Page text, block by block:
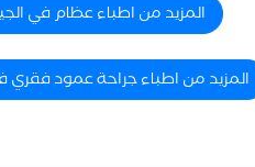
المزيد من اطباء عظام في
المزيد من اطباء جراحة عمود فقري